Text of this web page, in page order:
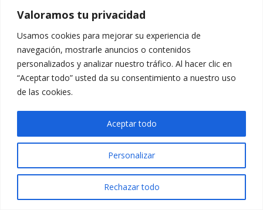
Valoramos tu privacidad
Usamos cookies para mejorar su experiencia de
navegación, mostrarle anuncios o contenidos
personalizados y analizar nuestro tráfico. Al hacer clic en
“Aceptar todo” usted da su consentimiento a nuestro uso
de las cookies.
Personalizar
Rechazar todo
Aceptar todo